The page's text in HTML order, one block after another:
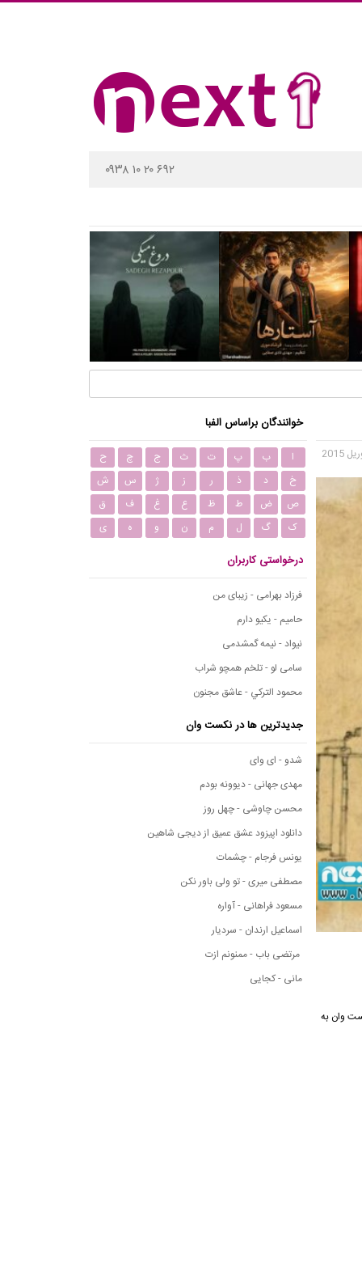
۰۹۳۸ ۱۰ ۲۰ ۶۹۲
نکست وان به
خوانندگان براساس الفبا
ا ب پ ت ث ج چ
ح
خ
د ذ ر ز ژ س
ش
ص
ض ط ظ ع غ ف
ق
ک
گ ل م ن و ه ی
درخواستی کاربران
فرزاد بهرامی - زیبای من
حامیم - یکیو دارم
نیواد - نیمه گمشدمی
سامی لو - تلخم همچو شراب
محمود التركي - عاشق مجنون
جدیدترین ها در نکست وان
شدو - ای وای
مهدی جهانی - دیوونه بودم
محسن چاوشی - چهل روز
دانلود اپیزود عشق عمیق از دیجی شاهین
یونس فرجام - چشمات
مصطفی میری - تو ولی باور نکن
مسعود فراهانی - آواره
اسماعیل ارندان - سردیار
مرتضی باب - ممنونم ازت
مانی - کجایی